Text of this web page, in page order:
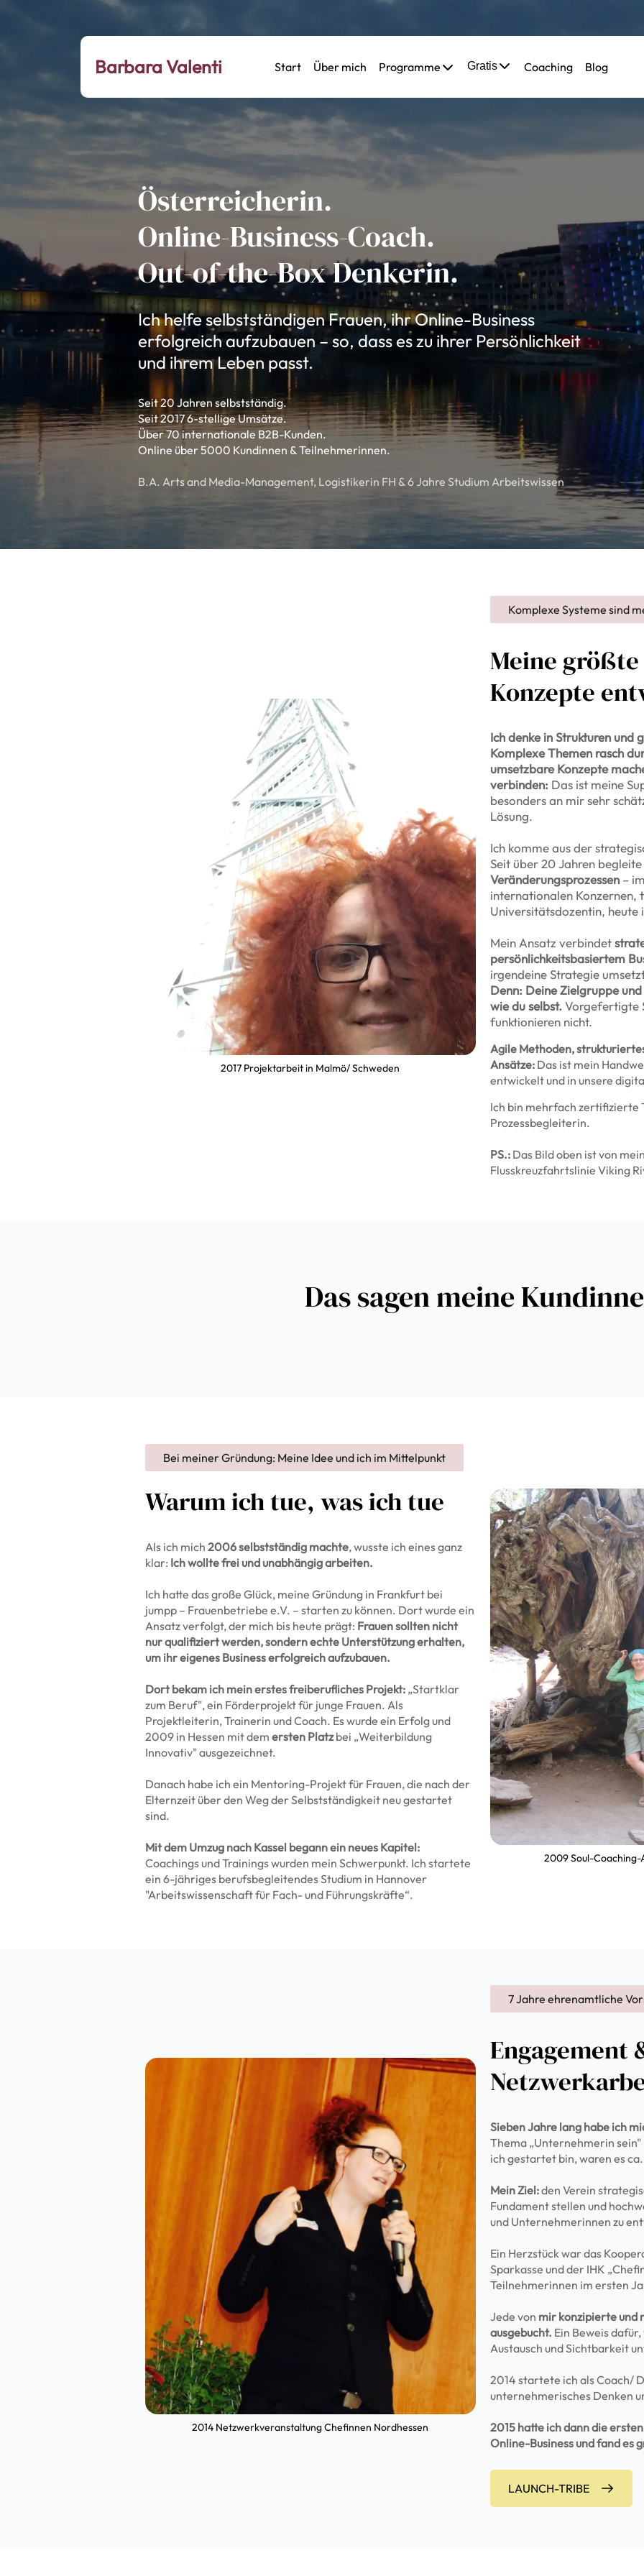
Barbara Valenti Start Über mich Programme Gratis Coaching Blog
Österreicherin.
Online-Business-Coach.
Out-of-the-Box Denkerin.
Ich helfe selbstständigen Frauen, ihr Online-Business
erfolgreich aufzubauen – so, dass es zu ihrer Persönlichkeit
und ihrem Leben passt.
Seit 20 Jahren selbstständig.
Seit 2017 6-stellige Umsätze.
Über 70 internationale B2B-Kunden.
Online über 5000 Kundinnen & Teilnehmerinnen.
B.A. Arts and Media-Management, Logistikerin FH & 6 Jahre Studium Arbeitswissen
2017 Projektarbeit in Malmö/ Schweden
Komplexe Systeme sind
Meine
Konzepte
Ich denke in Strukturen
Komplexe Themen rasch
umsetzbare Konzepte
verbinden: Das ist meine
besonders an mir sehr
Lösung.
Ich komme aus der
Seit über 20 Jahren
Veränderungsprozessen–
internationalen Konzernen,
Universitätsdozentin, heute
Mein Ansatz verbindet
persönlichkeitsbasiertem
irgendeine Strategie
Denn: Deine Zielgruppe
wie du selbst.Vorgefertigte
funktionieren nicht.
Agile Methoden,
Ansätze: Das ist mein
entwickelt und in unsere
Ich bin mehrfach zertifizierte
Prozessbegleiterin.
PS.: Das Bild oben ist von
Flusskreuzfahrtslinie Viking
Das sagen meine
Bei meiner Gründung: Meine Idee und ich im Mittelpunkt
Warum ich tue, was ich tue
Als ich mich 2006 selbstständig machte, wusste ich eines ganz
klar: Ich wollte frei und unabhängig arbeiten.
Ich hatte das große Glück, meine Gründung in Frankfurt bei
jumpp – Frauenbetriebe e.V. – starten zu können. Dort wurde ein
Ansatz verfolgt, der mich bis heute prägt: Frauen sollten nicht
nur qualifiziert werden, sondern echte Unterstützung erhalten,
um ihr eigenes Business erfolgreich aufzubauen.
Dort bekam ich mein erstes freiberufliches Projekt: „Startklar
zum Beruf", ein Förderprojekt für junge Frauen. Als
Projektleiterin, Trainerin und Coach. Es wurde ein Erfolg und
2009 in Hessen mit dem ersten Platzbei „Weiterbildung
Innovativ" ausgezeichnet.
Danach habe ich ein Mentoring-Projekt für Frauen, die nach der
Elternzeit über den Weg der Selbstständigkeit neu gestartet
sind.
Mit dem Umzug nach Kassel begann ein neues Kapitel:
Coachings und Trainings wurden mein Schwerpunkt. Ich startete
ein 6-jähriges berufsbegleitendes Studium in Hannover
"Arbeitswissenschaft für Fach- und Führungskräfte“.
2009 Soul-Coaching-
2014 Netzwerkveranstaltung Chefinnen Nordhessen
7 Jahre ehrenamtliche
Engagement
Sieben Jahre lang habe ich
Thema „Unternehmerin
ich gestartet bin, waren es
Mein Ziel:den Verein
Fundament stellen und
und Unternehmerinnen zu
Ein Herzstück war das
Sparkasse und der IHK
Teilnehmerinnen im ersten
Jede von mir konzipierte und
ausgebucht. Ein Beweis
Austausch und Sichtbarkeit
2014 startete ich als Coach/
unternehmerisches Denken
2015 hatte ich dann die
Online-Business und fand es
LAUNCH-TRIBE